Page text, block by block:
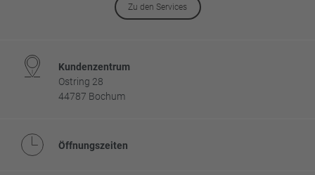
Zu den Services
Kundenzentrum
Ostring 28
44787 Bochum
Öffnungszeiten